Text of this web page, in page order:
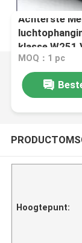
Achterste
klasse W251
MOQ：1 pc
Hoogtepunt: